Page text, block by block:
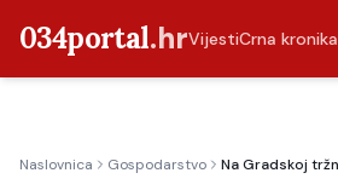
034portal.hrVijestiCrna kronika
Naslovnica Gospodarstvo Na Gradskoj